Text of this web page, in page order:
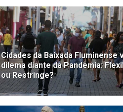
Cidades da Baixada Fluminense
dilema diante da Pandemia:
ou Restringe?